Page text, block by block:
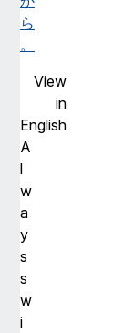
ら
。
View
in
English
A
l
w
a
y
s
s
w
i